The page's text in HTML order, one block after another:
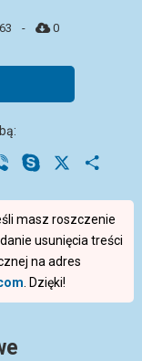
- 0
Viber Skype
masz roszczenie
usunięcia treści
na adres
. Dzięki!